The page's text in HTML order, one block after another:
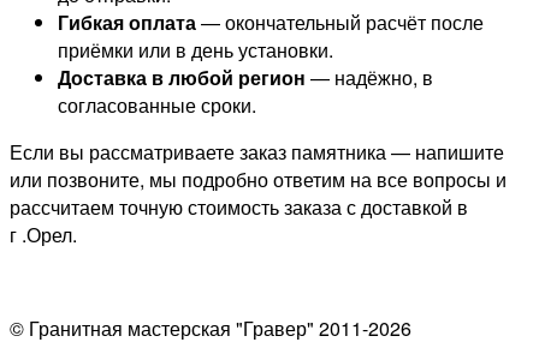
Гибкая оплата— окончательный расчёт после
приёмки или в день установки.
Доставка в любой регион — надёжно, в
согласованные сроки.
Если вы рассматриваете заказ памятника — напишите
или позвоните, мы подробно ответим на все вопросы и
рассчитаем точную стоимость заказа с доставкой в
г .Орел.
© Гранитная мастерская "Гравер" 2011-2026